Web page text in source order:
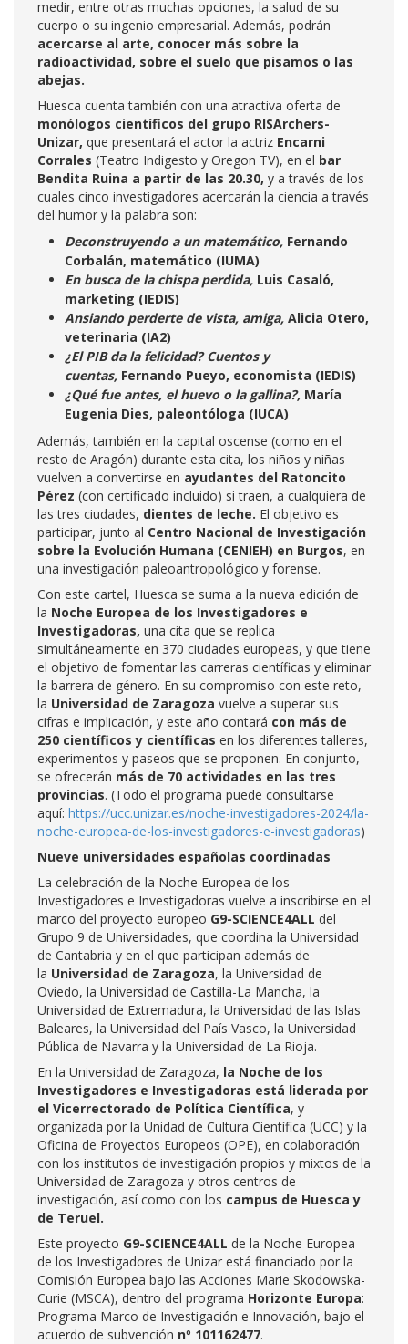
medir, entre otras muchas opciones, la salud de su
cuerpo o su ingenio empresarial. Además, podrán
acercarse al arte, conocer más sobre la
radioactividad, sobre el suelo que pisamos o las
abejas.
Huesca cuenta también con una atractiva oferta de
monólogos científicos del grupo RISArchers-
Unizar, que presentará el actor la actriz Encarni
Corrales (Teatro Indigesto y Oregon TV), en el bar
Bendita Ruina a partir de las 20.30, y a través de los
cuales cinco investigadores acercarán la ciencia a través
del humor y la palabra son:
Deconstruyendo a un matemático, Fernando
Corbalán, matemático (IUMA)
En busca de la chispa perdida, Luis Casaló,
marketing (IEDIS)
Ansiando perderte de vista, amiga, Alicia Otero,
veterinaria (IA2)
¿El PIB da la felicidad? Cuentos y
cuentas, Fernando Pueyo, economista (IEDIS)
¿Qué fue antes, el huevo o la gallina?, María
Eugenia Dies, paleontóloga (IUCA)
Además, también en la capital oscense (como en el
resto de Aragón) durante esta cita, los niños y niñas
vuelven a convertirse en ayudantes del Ratoncito
Pérez (con certificado incluido) si traen, a cualquiera de
las tres ciudades, dientes de leche. El objetivo es
participar, junto al Centro Nacional de Investigación
sobre la Evolución Humana (CENIEH) en Burgos, en
una investigación paleoantropológico y forense.
Con este cartel, Huesca se suma a la nueva edición de
la Noche Europea de los Investigadores e
Investigadoras, una cita que se replica
simultáneamente en 370 ciudades europeas, y que tiene
el objetivo de fomentar las carreras científicas y eliminar
la barrera de género. En su compromiso con este reto,
la Universidad de Zaragoza vuelve a superar sus
cifras e implicación, y este año contará con más de
250 científicos y científicas en los diferentes talleres,
experimentos y paseos que se proponen. En conjunto,
se ofrecerán más de 70 actividades en las tres
provincias. (Todo el programa puede consultarse
aquí: https://ucc.unizar.es/noche-investigadores-2024/la-
noche-europea-de-los-investigadores-e-investigadoras)
Nueve universidades españolas coordinadas
La celebración de la Noche Europea de los
Investigadores e Investigadoras vuelve a inscribirse en el
marco del proyecto europeo G9-SCIENCE4ALL del
Grupo 9 de Universidades, que coordina la Universidad
de Cantabria y en el que participan además de
la Universidad de Zaragoza, la Universidad de
Oviedo, la Universidad de Castilla-La Mancha, la
Universidad de Extremadura, la Universidad de las Islas
Baleares, la Universidad del País Vasco, la Universidad
Pública de Navarra y la Universidad de La Rioja.
En la Universidad de Zaragoza, la Noche de los
Investigadores e Investigadoras está liderada por
el Vicerrectorado de Política Científica, y
organizada por la Unidad de Cultura Científica (UCC) y la
Oficina de Proyectos Europeos (OPE), en colaboración
con los institutos de investigación propios y mixtos de la
Universidad de Zaragoza y otros centros de
investigación, así como con los campus de Huesca y
de Teruel.
Este proyecto G9-SCIENCE4ALL de la Noche Europea
de los Investigadores de Unizar está financiado por la
Comisión Europea bajo las Acciones Marie Skodowska-
Curie (MSCA), dentro del programa Horizonte Europa:
Programa Marco de Investigación e Innovación, bajo el
acuerdo de subvención nº 101162477.